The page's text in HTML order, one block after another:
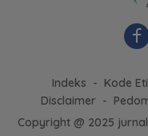
Indeks Kode
Disclaimer
Copyright @ 2025